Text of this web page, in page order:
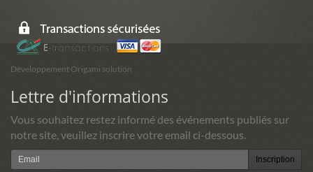
Développement Origami solution
Lettre d'informations
Vous souhaitez restez informé des événements publiés sur
notre site, veuillez inscrire votre email ci-dessous.
Inscription